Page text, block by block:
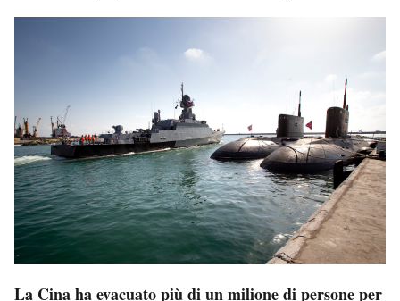
La Cina ha evacuato più di un milione di persone per